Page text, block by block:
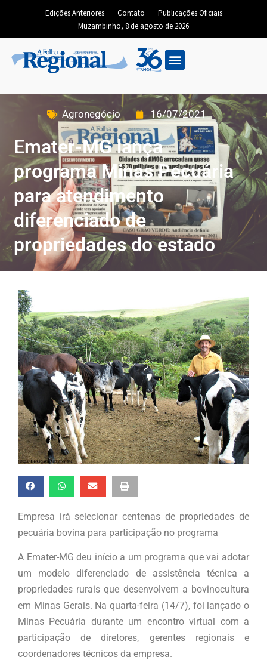
Edições Anteriores Contato
Publicações Oficiais
Muzambinho, 8 de agosto de 2026
Agronegócio 16/07/2021
Emater-MG lança
programa Minas Pecuária
para atendimento
diferenciado de
propriedades do estado
Empresa irá selecionar centenas de propriedades de
pecuária bovina para participação no programa
A Emater-MG deu início a um programa que vai adotar
um modelo diferenciado de assistência técnica a
propriedades rurais que desenvolvem a bovinocultura
em Minas Gerais. Na quarta-feira (14/7), foi lançado o
Minas Pecuária durante um encontro virtual com a
participação de diretores, gerentes regionais e
coordenadores técnicos da empresa.